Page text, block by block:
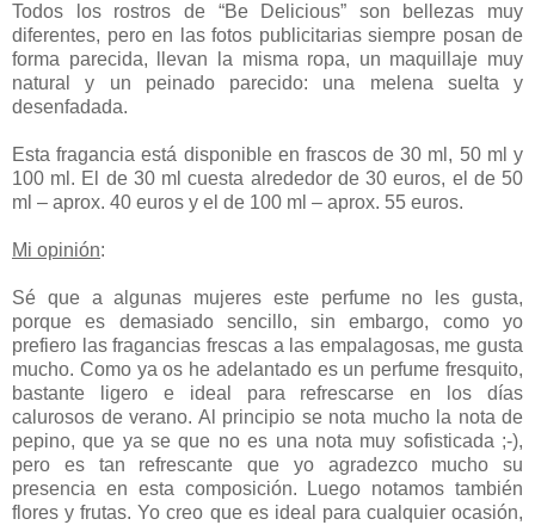
Todos los rostros de “Be Delicious” son bellezas muy
diferentes, pero en las fotos publicitarias siempre posan de
forma parecida, llevan la misma ropa, un maquillaje muy
natural y un peinado parecido: una melena suelta y
desenfadada.
Esta fragancia está disponible en frascos de 30 ml, 50 ml y
100 ml. El de 30 ml cuesta alrededor de 30 euros, el de 50
ml – aprox. 40 euros y el de 100 ml – aprox. 55 euros.
Mi opinión:
Sé que a algunas mujeres este perfume no les gusta,
porque es demasiado sencillo, sin embargo, como yo
prefiero las fragancias frescas a las empalagosas, me gusta
mucho. Como ya os he adelantado es un perfume fresquito,
bastante ligero e ideal para refrescarse en los días
calurosos de verano. Al principio se nota mucho la nota de
pepino, que ya se que no es una nota muy sofisticada ;-),
pero es tan refrescante que yo agradezco mucho su
presencia en esta composición. Luego notamos también
flores y frutas. Yo creo que es ideal para cualquier ocasión,